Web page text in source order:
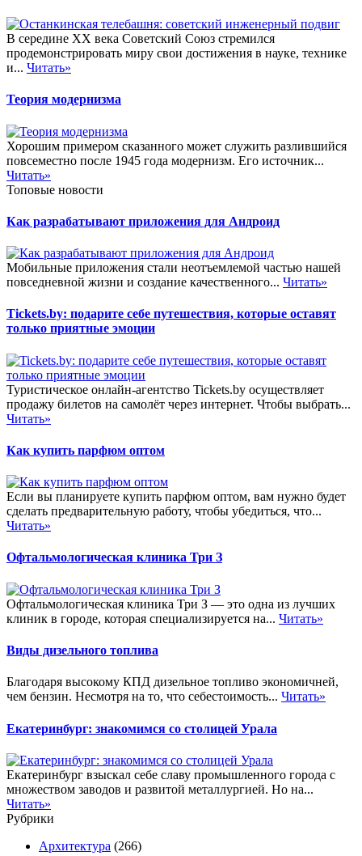
В середине XX века Советский Союз стремился
продемонстрировать миру свои достижения в науке, технике
и... Читать»
Теория модернизма
Хорошим примером сказанного может служить разлившийся
повсеместно после 1945 года модернизм. Его источник...
Читать»
Топовые новости
Как разрабатывают приложения для Андроид
Мобильные приложения стали неотъемлемой частью нашей
повседневной жизни и создание качественного... Читать»
Tickets.by: подарите себе путешествия, которые оставят
только приятные эмоции
Туристическое онлайн-агентство Tickets.by осуществляет
продажу билетов на самолёт через интернет. Чтобы выбрать...
Читать»
Как купить парфюм оптом
Если вы планируете купить парфюм оптом, вам нужно будет
сделать предварительную работу, чтобы убедиться, что...
Читать»
Офтальмологическая клиника Три З
Офтальмологическая клиника Три З — это одна из лучших
клиник в городе, которая специализируется на... Читать»
Виды дизельного топлива
Благодаря высокому КПД дизельное топливо экономичней,
чем бензин. Несмотря на то, что себестоимость... Читать»
Екатеринбург: знакомимся со столицей Урала
Екатеринбург взыскал себе славу промышленного города с
множеством заводов и развитой металлургией. Но на...
Читать»
Рубрики
Архитектура (266)